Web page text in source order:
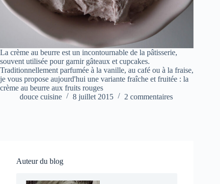
La crème au beurre est un incontournable de la pâtisserie,
souvent utilisée pour garnir gâteaux et cupcakes.
Traditionnellement parfumée à la vanille, au café ou à la fraise,
je vous propose aujourd'hui une variante fraîche et fruitée : la
crème au beurre aux fruits rouges
douce cuisine
8 juillet 2015 2 commentaires
Auteur du blog